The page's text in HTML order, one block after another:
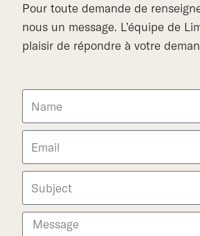
Pour toute demande de
nous un message. L’équipe de
plaisir de répondre à votre